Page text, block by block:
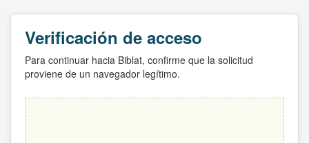
Verificación de acceso
Para continuar hacia Biblat, confirme que la solicitud
proviene de un navegador legítimo.